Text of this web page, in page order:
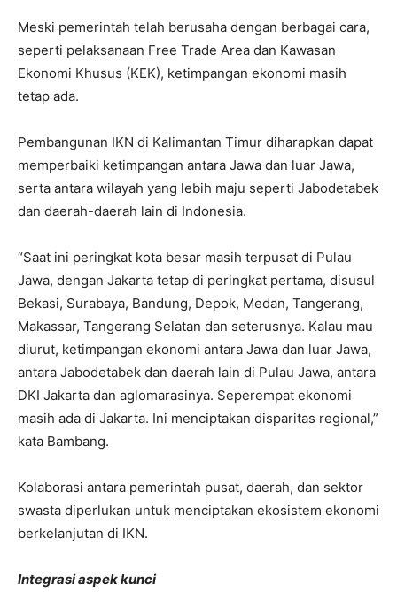
Meski pemerintah telah berusaha dengan berbagai cara,
seperti pelaksanaan Free Trade Area dan Kawasan
Ekonomi Khusus (KEK), ketimpangan ekonomi masih
tetap ada.
Pembangunan IKN di Kalimantan Timur diharapkan dapat
memperbaiki ketimpangan antara Jawa dan luar Jawa,
serta antara wilayah yang lebih maju seperti Jabodetabek
dan daerah-daerah lain di Indonesia.
“Saat ini peringkat kota besar masih terpusat di Pulau
Jawa, dengan Jakarta tetap di peringkat pertama, disusul
Bekasi, Surabaya, Bandung, Depok, Medan, Tangerang,
Makassar, Tangerang Selatan dan seterusnya. Kalau mau
diurut, ketimpangan ekonomi antara Jawa dan luar Jawa,
antara Jabodetabek dan daerah lain di Pulau Jawa, antara
DKI Jakarta dan aglomarasinya. Seperempat ekonomi
masih ada di Jakarta. Ini menciptakan disparitas regional,”
kata Bambang.
Kolaborasi antara pemerintah pusat, daerah, dan sektor
swasta diperlukan untuk menciptakan ekosistem ekonomi
berkelanjutan di IKN.
Integrasi aspek kunci